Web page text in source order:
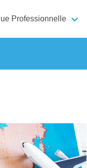
Professionnelle